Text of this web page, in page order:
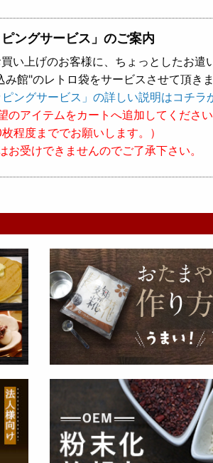
ピングサービス」のご案内
い上げのお客様に、ちょっとしたお遣
館"のレトロ袋をサービスさせて頂きま
ングサービス」の詳しい説明はコチ
のアイテムをカートへ追加してください
程度まででお願いします。）
お受けできませんのでご了承下さい。